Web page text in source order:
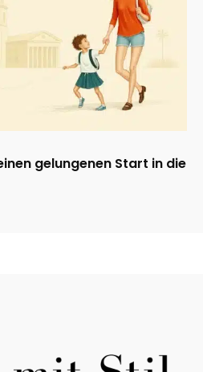
gelungenen Start in die